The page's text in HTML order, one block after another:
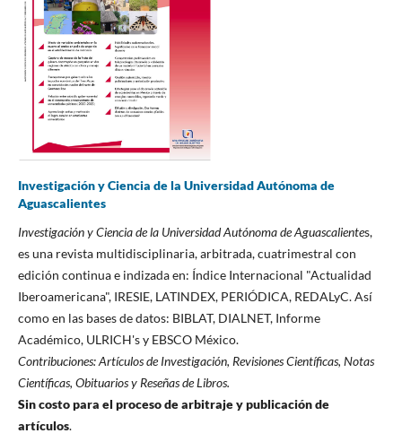
Investigación y Ciencia de la Universidad Autónoma de
Aguascalientes
Investigación y Ciencia de la Universidad Autónoma de Aguascalientes,
es una revista multidisciplinaria, arbitrada, cuatrimestral con
edición continua e indizada en: Índice Internacional "Actualidad
Iberoamericana", IRESIE, LATINDEX, PERIÓDICA, REDALyC. Así
como en las bases de datos: BIBLAT, DIALNET, Informe
Académico, ULRICH's y EBSCO México.
Contribuciones:Artículos de Investigación, Revisiones Científicas, Notas
Científicas, Obituarios y Reseñas de Libros.
Sin costo para el proceso de arbitraje y publicación de
artículos.